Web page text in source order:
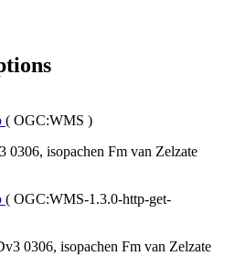
( OGC:WMS )
isopachen Fm van Zelzate
( OGC:WMS-1.3.0-http-get-
0306, isopachen Fm van Zelzate